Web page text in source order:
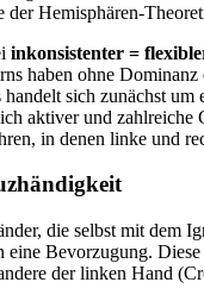
der Hemisphären-
inkonsistenter =
haben ohne
sich zunächst
aktiver und
in denen linke und
die selbst mit dem
eine Bevorzugung.
der linken Hand